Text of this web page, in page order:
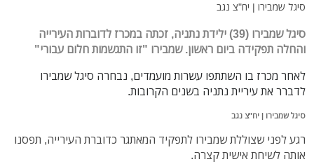
סיגל שמבירו | יח"צ נגב
סיגל שמבירו (39) ילידת נתניה, זכתה במכרז לדוברות העירייה
והחלה תפקידה ביום ראשון. שמבירו "זו התגשמות חלום עבורי"
לאחר מכרז בו השתתפו עשרות מועמדים, נבחרה סיגל שמבירו
לדברר את עיריית נתניה בשנים הקרובות.
סיגל שמבירו | יח"צ נגב
רגע לפני שצוללת שמבירו לתפקיד המאתגר כדוברת העירייה, תפסנו
אותה לשיחת אישית קצרה.